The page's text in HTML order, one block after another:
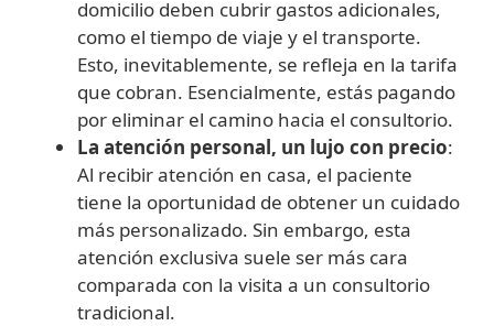
domicilio deben cubrir gastos adicionales,
como el tiempo de viaje y el transporte.
Esto, inevitablemente, se refleja en la tarifa
que cobran. Esencialmente, estás pagando
por eliminar el camino hacia el consultorio.
La atención personal, un lujo con precio:
Al recibir atención en casa, el paciente
tiene la oportunidad de obtener un cuidado
más personalizado. Sin embargo, esta
atención exclusiva suele ser más cara
comparada con la visita a un consultorio
tradicional.